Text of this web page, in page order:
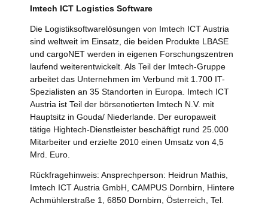
Imtech ICT Logistics Software
Die Logistiksoftwarelösungen von Imtech ICT Austria
sind weltweit im Einsatz, die beiden Produkte LBASE
und cargoNET werden in eigenen Forschungszentren
laufend weiterentwickelt. Als Teil der Imtech-Gruppe
arbeitet das Unternehmen im Verbund mit 1.700 IT-
Spezialisten an 35 Standorten in Europa. Imtech ICT
Austria ist Teil der börsenotierten Imtech N.V. mit
Hauptsitz in Gouda/ Niederlande. Der europaweit
tätige Hightech-Dienstleister beschäftigt rund 25.000
Mitarbeiter und erzielte 2010 einen Umsatz von 4,5
Mrd. Euro.
Rückfragehinweis: Ansprechperson: Heidrun Mathis,
Imtech ICT Austria GmbH, CAMPUS Dornbirn, Hintere
Achmühlerstraße 1, 6850 Dornbirn, Österreich, Tel.